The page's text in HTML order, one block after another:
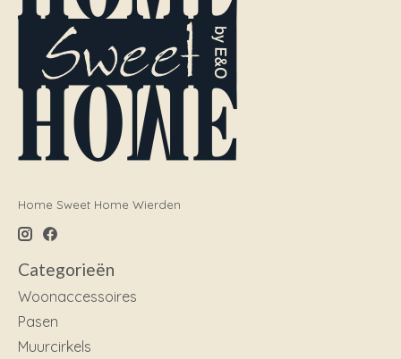
Home Sweet Home Wierden
Categorieën
Woonaccessoires
Pasen
Muurcirkels